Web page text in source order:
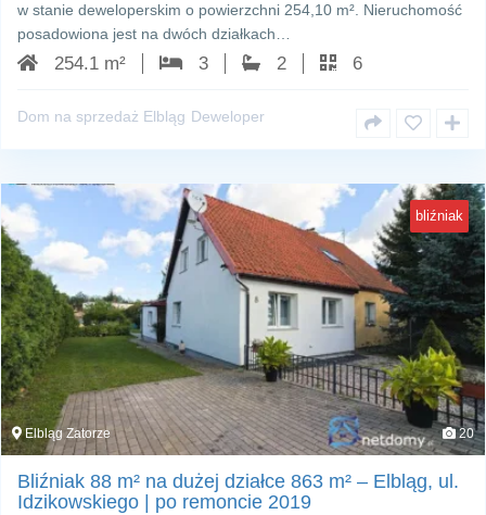
w stanie deweloperskim o powierzchni 254,10 m². Nieruchomość
posadowiona jest na dwóch działkach…
254.1 m² 3 2 6
Dom na sprzedaż Elbląg Deweloper
bliźniak
Elbląg Zatorze 20
Bliźniak 88 m² na dużej działce 863 m² – Elbląg, ul.
Idzikowskiego | po remoncie 2019